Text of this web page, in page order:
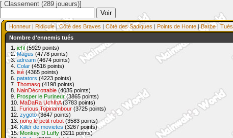
[ Classement (289 joueurs)]
Honneur | Ridicule|Côté des Braves | Côté des Sadiques | Points de Honte |Barbe| Tués
Nombre d'ennemis tués
1. iehl (5929 points)
2.Magus (4778 points)
3.adream (4674 points)
4. Colar (4516 points)
5. isé (4365 points)
6. patators (4223 points)
7. Thomasg (4198 points)
8. NainDécrottable (4035 points)
9. Prosper le Purineur(3865 points)
10. MaDaRa UchIhA(3783 points)
11. Furious Topinambour (3725 points)
12. zygoto(3647 points)
13. nono le petit robot (3583 points)
14.Killer de movietes (3267 points)
15.Monkey D Luffy (3211 points)